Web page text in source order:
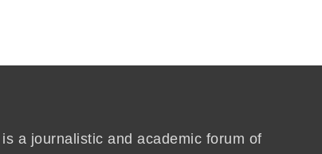
a journalistic and academic forum of